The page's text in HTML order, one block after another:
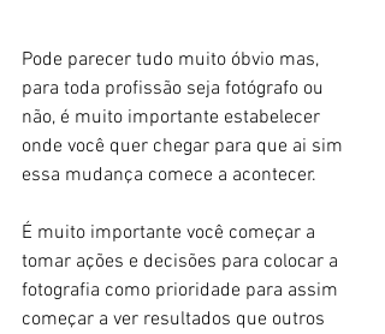
Pode parecer tudo muito óbvio mas,
para toda profissão seja fotógrafo ou
não, é muito importante estabelecer
onde você quer chegar para que ai sim
essa mudança comece a acontecer.
É muito importante você começar a
tomar ações e decisões para colocar a
fotografia como prioridade para assim
começar a ver resultados que outros